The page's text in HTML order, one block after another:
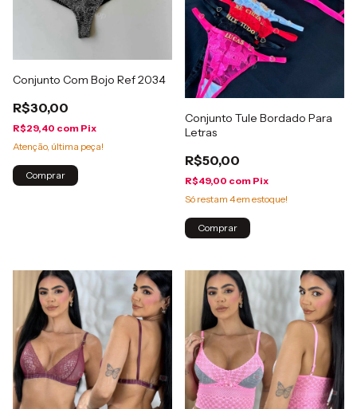
Conjunto Com Bojo Ref 2034
R$30,00
R$29,40 com Pix
Atenção, última peça!
Comprar
Conjunto Tule Bordado Para
Letras
R$50,00
R$49,00 com Pix
Só restam 4em estoque!
Comprar